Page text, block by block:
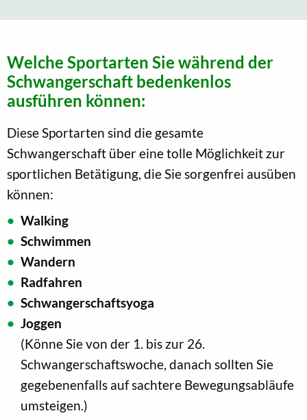
Welche Sportarten Sie während der
Schwangerschaft bedenkenlos
ausführen können:
Diese Sportarten sind die gesamte
Schwangerschaft über eine tolle Möglichkeit zur
sportlichen Betätigung, die Sie sorgenfrei ausüben
können:
Walking
Schwimmen
Wandern
Radfahren
Schwangerschaftsyoga
Joggen
(Könne Sie von der 1. bis zur 26.
Schwangerschaftswoche, danach sollten Sie
gegebenenfalls auf sachtere Bewegungsabläufe
umsteigen.)